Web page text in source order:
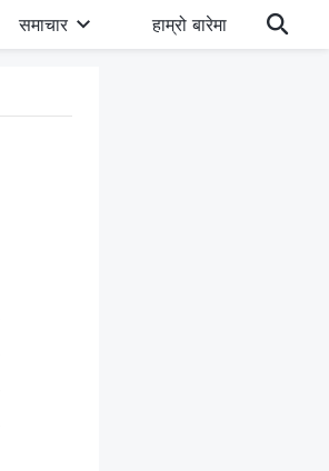
समाचार हाम्रो बारेमा